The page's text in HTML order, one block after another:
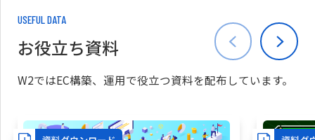
USEFUL DATA
お役立ち資料
W2ではEC構築、運用で役立つ資料を配布しています。